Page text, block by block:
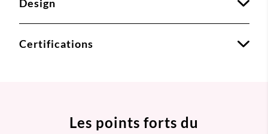
Design
Certifications
Les points forts du